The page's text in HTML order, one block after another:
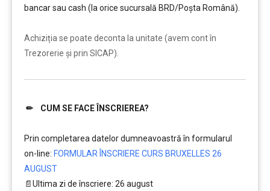
bancar sau cash (la orice sucursală BRD/Poșta Română).
Achiziția se poate deconta la unitate (avem cont în
Trezorerie și prin SICAP).
✏ CUM SE FACE ÎNSCRIEREA?
Prin completarea datelor dumneavoastră în formularul
on-line: FORMULAR ÎNSCRIERE CURS BRUXELLES 26
AUGUST
📄Ultima zi de înscriere: 26 august